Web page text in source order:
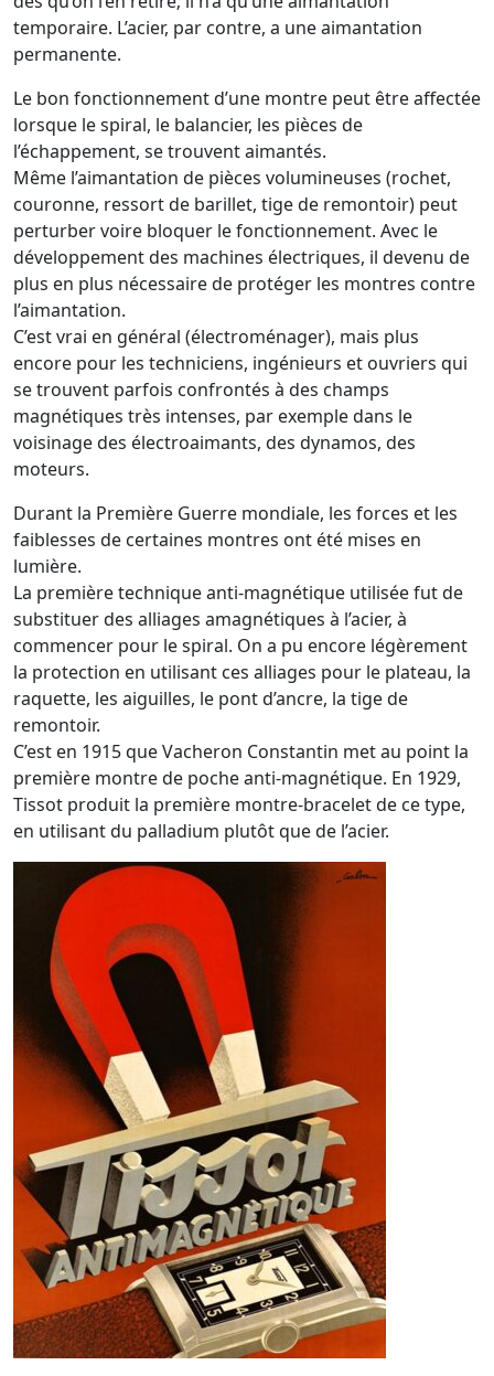
temporaire. L’acier, par contre, a une aimantation
permanente.
Le bon fonctionnement d’une montre peut être affectée
lorsque le spiral, le balancier, les pièces de
l’échappement, se trouvent aimantés.
Même l’aimantation de pièces volumineuses (rochet,
couronne, ressort de barillet, tige de remontoir) peut
perturber voire bloquer le fonctionnement. Avec le
développement des machines électriques, il devenu de
plus en plus nécessaire de protéger les montres contre
l’aimantation.
C’est vrai en général (électroménager), mais plus
encore pour les techniciens, ingénieurs et ouvriers qui
se trouvent parfois confrontés à des champs
magnétiques très intenses, par exemple dans le
voisinage des électroaimants, des dynamos, des
moteurs.
Durant la Première Guerre mondiale, les forces et les
faiblesses de certaines montres ont été mises en
lumière.
La première technique anti-magnétique utilisée fut de
substituer des alliages amagnétiques à l’acier, à
commencer pour le spiral. On a pu encore légèrement
la protection en utilisant ces alliages pour le plateau, la
raquette, les aiguilles, le pont d’ancre, la tige de
remontoir.
C’est en 1915 que Vacheron Constantin met au point la
première montre de poche anti-magnétique. En 1929,
Tissot produit la première montre-bracelet de ce type,
en utilisant du palladium plutôt que de l’acier.